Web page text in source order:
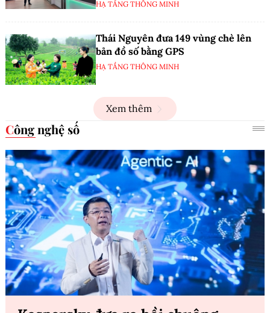
HẠ TẦNG THÔNG MINH
Thái Nguyên đưa 149 vùng chè lên
bản đồ số bằng GPS
HẠ TẦNG THÔNG MINH
Xem thêm
Công nghệ số